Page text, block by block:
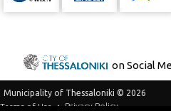
on Social
Municipality of Thessaloniki © 2026
Terms of Use
Privacy Policy